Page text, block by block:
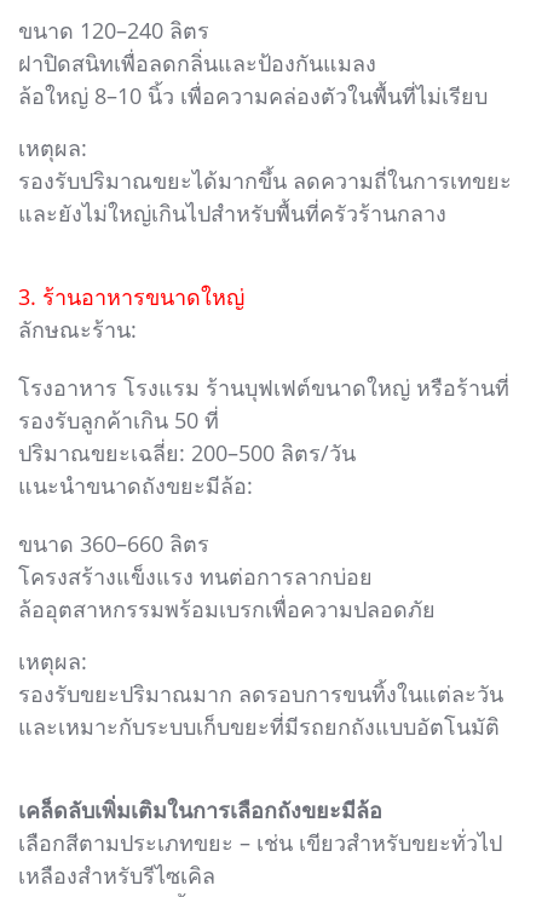
ขนาด 120–240 ลิตร
ฝาปิดสนิทเพื่อลดกลิ่นและป้องกันแมลง
ล้อใหญ่ 8–10 นิ้ว เพื่อความคล่องตัวในพื้นที่ไม่เรียบ
เหตุผล:
รองรับปริมาณขยะได้มากขึ้น ลดความถี่ในการเทขยะ
และยังไม่ใหญ่เกินไปสำหรับพื้นที่ครัวร้านกลาง
3. ร้านอาหารขนาดใหญ่
ลักษณะร้าน:
โรงอาหาร โรงแรม ร้านบุฟเฟต์ขนาดใหญ่ หรือร้านที่
รองรับลูกค้าเกิน 50 ที่
ปริมาณขยะเฉลี่ย: 200–500 ลิตร/วัน
แนะนำขนาดถังขยะมีล้อ:
ขนาด 360–660 ลิตร
โครงสร้างแข็งแรง ทนต่อการลากบ่อย
ล้ออุตสาหกรรมพร้อมเบรกเพื่อความปลอดภัย
เหตุผล:
รองรับขยะปริมาณมาก ลดรอบการขนทิ้งในแต่ละวัน
และเหมาะกับระบบเก็บขยะที่มีรถยกถังแบบอัตโนมัติ
เคล็ดลับเพิ่มเติมในการเลือกถังขยะมีล้อ
เลือกสีตามประเภทขยะ – เช่น เขียวสำหรับขยะทั่วไป
เหลืองสำหรับรีไซเคิล